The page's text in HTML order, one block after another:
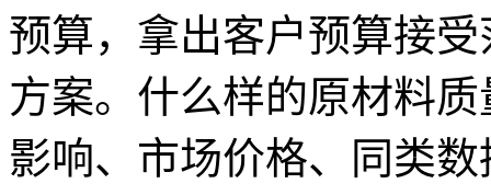
预算，拿出客户预算接
方案。什么样的原材料
影响、市场价格、同类